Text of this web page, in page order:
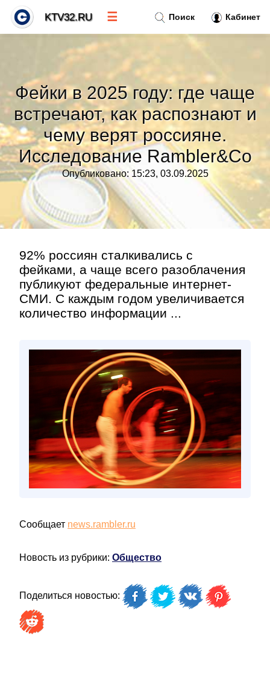
Фейки в 2025 году: где чаще
встречают, как распознают и
чему верят россияне.
Исследование Rambler&Co
Опубликовано: 15:23, 03.09.2025
92% россиян сталкивались с
фейками, а чаще всего разоблачения
публикуют федеральные интернет-
СМИ. С каждым годом увеличивается
количество информации ...
Сообщает news.rambler.ru
Новость из рубрики: Общество
Поделиться новостью:
Поиск Кабинет
KTV32.RU ☰
Тренды новостей»
Рубрики»
Правила»
Контакт»